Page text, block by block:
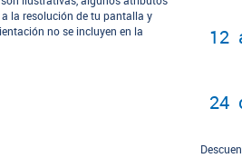
la resolución de tu pantalla y
no se incluyen en la
12
24